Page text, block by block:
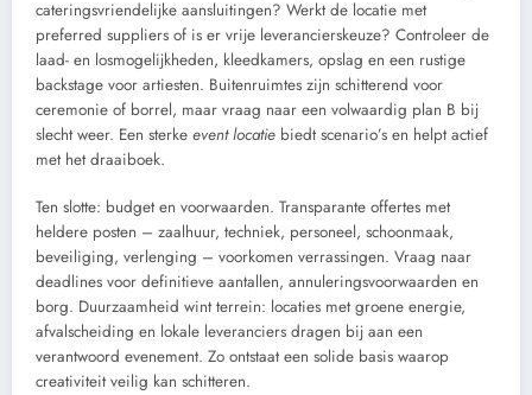
cateringsvriendelijke aansluitingen? Werkt de locatie met
preferred suppliers of is er vrije leverancierskeuze? Controleer de
laad- en losmogelijkheden, kleedkamers, opslag en een rustige
backstage voor artiesten. Buitenruimtes zijn schitterend voor
ceremonie of borrel, maar vraag naar een volwaardig plan B bij
slecht weer. Een sterke event locatie biedt scenario’s en helpt actief
met het draaiboek.
Ten slotte: budget en voorwaarden. Transparante offertes met
heldere posten – zaalhuur, techniek, personeel, schoonmaak,
beveiliging, verlenging – voorkomen verrassingen. Vraag naar
deadlines voor definitieve aantallen, annuleringsvoorwaarden en
borg. Duurzaamheid wint terrein: locaties met groene energie,
afvalscheiding en lokale leveranciers dragen bij aan een
verantwoord evenement. Zo ontstaat een solide basis waarop
creativiteit veilig kan schitteren.